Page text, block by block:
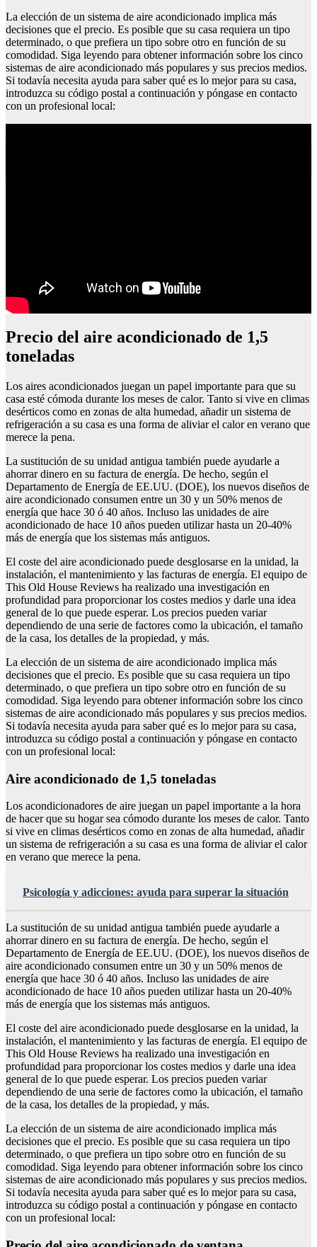
La elección de un sistema de aire acondicionado implica más
decisiones que el precio. Es posible que su casa requiera un tipo
determinado, o que prefiera un tipo sobre otro en función de su
comodidad. Siga leyendo para obtener información sobre los cinco
sistemas de aire acondicionado más populares y sus precios medios.
Si todavía necesita ayuda para saber qué es lo mejor para su casa,
introduzca su código postal a continuación y póngase en contacto
con un profesional local:
Precio del aire acondicionado de 1,5
toneladas
Los aires acondicionados juegan un papel importante para que su
casa esté cómoda durante los meses de calor. Tanto si vive en climas
desérticos como en zonas de alta humedad, añadir un sistema de
refrigeración a su casa es una forma de aliviar el calor en verano que
merece la pena.
La sustitución de su unidad antigua también puede ayudarle a
ahorrar dinero en su factura de energía. De hecho, según el
Departamento de Energía de EE.UU. (DOE), los nuevos diseños de
aire acondicionado consumen entre un 30 y un 50% menos de
energía que hace 30 ó 40 años. Incluso las unidades de aire
acondicionado de hace 10 años pueden utilizar hasta un 20-40%
más de energía que los sistemas más antiguos.
El coste del aire acondicionado puede desglosarse en la unidad, la
instalación, el mantenimiento y las facturas de energía. El equipo de
This Old House Reviews ha realizado una investigación en
profundidad para proporcionar los costes medios y darle una idea
general de lo que puede esperar. Los precios pueden variar
dependiendo de una serie de factores como la ubicación, el tamaño
de la casa, los detalles de la propiedad, y más.
La elección de un sistema de aire acondicionado implica más
decisiones que el precio. Es posible que su casa requiera un tipo
determinado, o que prefiera un tipo sobre otro en función de su
comodidad. Siga leyendo para obtener información sobre los cinco
sistemas de aire acondicionado más populares y sus precios medios.
Si todavía necesita ayuda para saber qué es lo mejor para su casa,
introduzca su código postal a continuación y póngase en contacto
con un profesional local:
Aire acondicionado de 1,5 toneladas
Los acondicionadores de aire juegan un papel importante a la hora
de hacer que su hogar sea cómodo durante los meses de calor. Tanto
si vive en climas desérticos como en zonas de alta humedad, añadir
un sistema de refrigeración a su casa es una forma de aliviar el calor
en verano que merece la pena.
Psicología y adicciones: ayuda para superar la situación
La sustitución de su unidad antigua también puede ayudarle a
ahorrar dinero en su factura de energía. De hecho, según el
Departamento de Energía de EE.UU. (DOE), los nuevos diseños de
aire acondicionado consumen entre un 30 y un 50% menos de
energía que hace 30 ó 40 años. Incluso las unidades de aire
acondicionado de hace 10 años pueden utilizar hasta un 20-40%
más de energía que los sistemas más antiguos.
El coste del aire acondicionado puede desglosarse en la unidad, la
instalación, el mantenimiento y las facturas de energía. El equipo de
This Old House Reviews ha realizado una investigación en
profundidad para proporcionar los costes medios y darle una idea
general de lo que puede esperar. Los precios pueden variar
dependiendo de una serie de factores como la ubicación, el tamaño
de la casa, los detalles de la propiedad, y más.
La elección de un sistema de aire acondicionado implica más
decisiones que el precio. Es posible que su casa requiera un tipo
determinado, o que prefiera un tipo sobre otro en función de su
comodidad. Siga leyendo para obtener información sobre los cinco
sistemas de aire acondicionado más populares y sus precios medios.
Si todavía necesita ayuda para saber qué es lo mejor para su casa,
introduzca su código postal a continuación y póngase en contacto
con un profesional local: